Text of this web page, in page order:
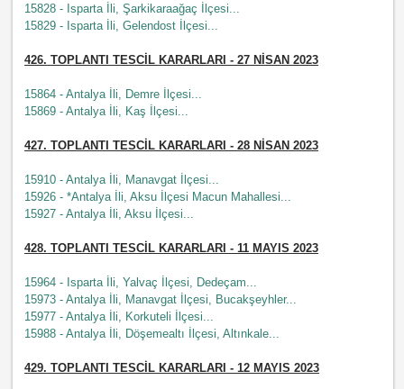
15828 - Isparta İli, Şarkikaraağaç İlçesi...
15829 - Isparta İli, Gelendost İlçesi...
426. TOPLANTI TESCİL KARARLARI - 27 NİSAN 2023
15864 - Antalya İli, Demre İlçesi...
15869 - Antalya İli, Kaş İlçesi...
427. TOPLANTI TESCİL KARARLARI - 28 NİSAN 2023
15910 - Antalya İli, Manavgat İlçesi...
15926 - *Antalya İli, Aksu İlçesi Macun Mahallesi...
15927 - Antalya İli, Aksu İlçesi...
428. TOPLANTI TESCİL KARARLARI - 11 MAYIS 2023
15964 - Isparta İli, Yalvaç İlçesi, Dedeçam...
15973 - Antalya İli, Manavgat İlçesi, Bucakşeyhler...
15977 - Antalya İli, Korkuteli İlçesi...
15988 - Antalya İli, Döşemealtı İlçesi, Altınkale...
429. TOPLANTI TESCİL KARARLARI - 12 MAYIS 2023